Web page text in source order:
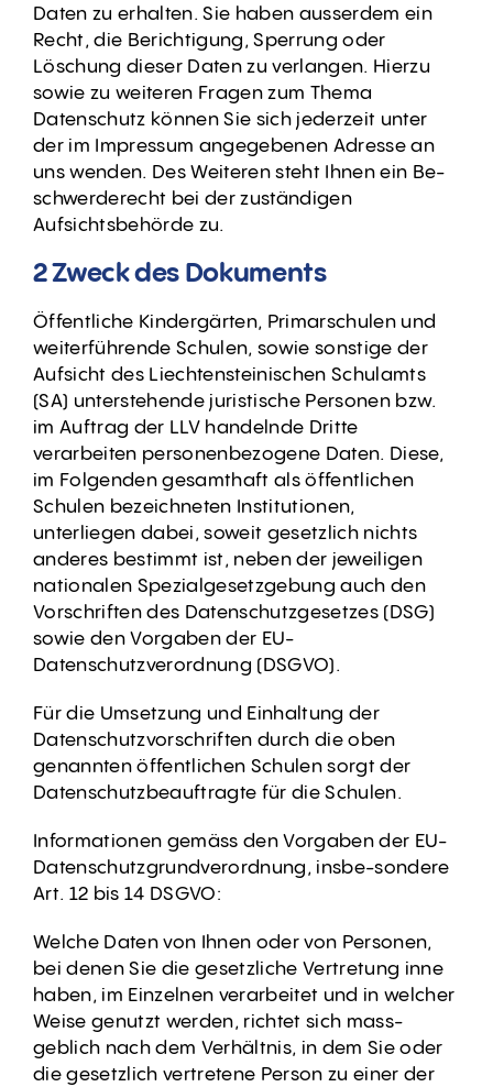
Daten zu erhalten. Sie haben ausserdem ein
Recht, die Berichtigung, Sperrung oder
Löschung dieser Daten zu verlangen. Hierzu
sowie zu weiteren Fragen zum Thema
Datenschutz können Sie sich jederzeit unter
der im Impressum angegebenen Adresse an
uns wenden. Des Weiteren steht Ihnen ein Be-
schwerderecht bei der zuständigen
Aufsichtsbehörde zu.
2 Zweck des Dokuments
Öffentliche Kindergärten, Primarschulen und
weiterführende Schulen, sowie sonstige der
Aufsicht des Liechtensteinischen Schulamts
(SA) unterstehende juristische Personen bzw.
im Auftrag der LLV handelnde Dritte
verarbeiten personenbezogene Daten. Diese,
im Folgenden gesamthaft als öffentlichen
Schulen bezeichneten Institutionen,
unterliegen dabei, soweit gesetzlich nichts
anderes bestimmt ist, neben der jeweiligen
nationalen Spezialgesetzgebung auch den
Vorschriften des Datenschutzgesetzes (DSG)
sowie den Vorgaben der EU-
Datenschutzverordnung (DSGVO).
Für die Umsetzung und Einhaltung der
Datenschutzvorschriften durch die oben
genannten öffentlichen Schulen sorgt der
Datenschutzbeauftragte für die Schulen.
Informationen gemäss den Vorgaben der EU-
Datenschutzgrundverordnung, insbe-sondere
Art. 12 bis 14 DSGVO:
Welche Daten von Ihnen oder von Personen,
bei denen Sie die gesetzliche Vertretung inne
haben, im Einzelnen verarbeitet und in welcher
Weise genutzt werden, richtet sich mass-
geblich nach dem Verhältnis, in dem Sie oder
die gesetzlich vertretene Person zu einer der